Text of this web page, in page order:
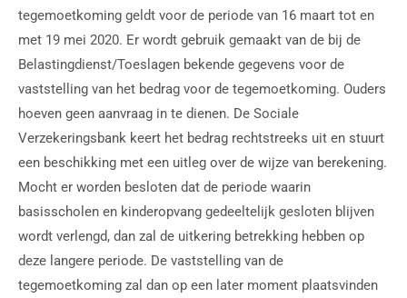
tegemoetkoming geldt voor de periode van 16 maart tot en
met 19 mei 2020. Er wordt gebruik gemaakt van de bij de
Belastingdienst/Toeslagen bekende gegevens voor de
vaststelling van het bedrag voor de tegemoetkoming. Ouders
hoeven geen aanvraag in te dienen. De Sociale
Verzekeringsbank keert het bedrag rechtstreeks uit en stuurt
een beschikking met een uitleg over de wijze van berekening.
Mocht er worden besloten dat de periode waarin
basisscholen en kinderopvang gedeeltelijk gesloten blijven
wordt verlengd, dan zal de uitkering betrekking hebben op
deze langere periode. De vaststelling van de
tegemoetkoming zal dan op een later moment plaatsvinden